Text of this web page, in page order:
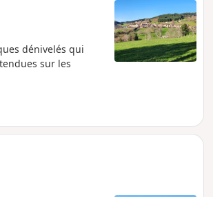
dénivelés qui
sur les